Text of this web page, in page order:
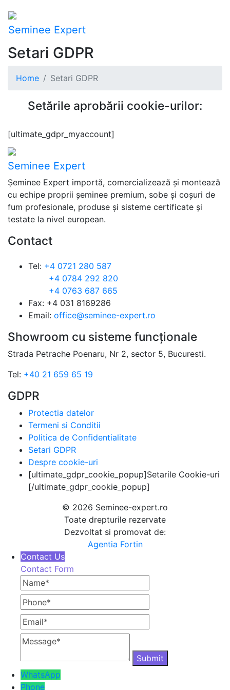
Seminee Expert
Setari GDPR
Home Setari GDPR
Setările aprobării cookie-urilor:
[ultimate_gdpr_myaccount]
Seminee Expert
Șeminee Expert importă, comercializează și montează
cu echipe proprii șeminee premium, sobe și coșuri de
fum profesionale, produse și sisteme certificate și
testate la nivel european.
Contact
Tel: +4 0721 280 587
+4 0784 292 820
+4 0763 687 665
Fax: +4 031 8169286
Email: office@seminee-expert.ro
Showroom cu sisteme funcționale
Strada Petrache Poenaru, Nr 2, sector 5, Bucuresti.
Tel: +40 21 659 65 19
GDPR
Protectia datelor
Termeni si Conditii
Politica de Confidentialitate
Setari GDPR
Despre cookie-uri
[ultimate_gdpr_cookie_popup]Setarile Cookie-uri
[/ultimate_gdpr_cookie_popup]
© 2026 Seminee-expert.ro
Toate drepturile rezervate
Dezvoltat si promovat de:
Agentia Fortin
Contact Us
Contact Form
Name
Phone
Email
Message
WhatsApp
Phone